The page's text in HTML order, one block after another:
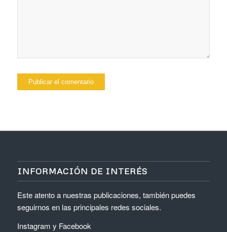
INFORMACIÓN DE INTERÉS
Este atento a nuestras publicaciones, también puedes
seguirnos en las principales redes sociales.
Instagram y Facebook